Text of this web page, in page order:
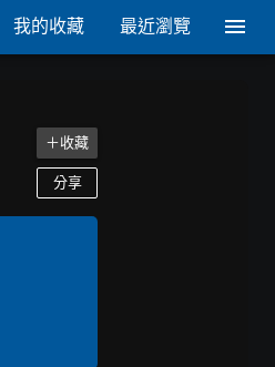
我的收藏 最近瀏覽
＋收藏
分享